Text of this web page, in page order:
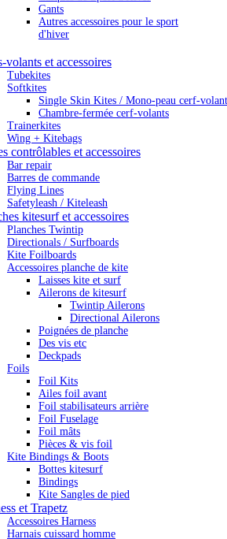
Gants
Autres accessoires pour le sport
d'hiver
volants et accessoires
Tubekites
Softkites
Single Skin Kites / Mono-peau cerf-
Chambre-fermée cerf-volants
Trainerkites
Wing + Kitebags
contrôlables et accessoires
Bar repair
Barres de commande
Flying Lines
Safetyleash / Kiteleash
kitesurf et accessoires
Planches Twintip
Directionals / Surfboards
Kite Foilboards
Accessoires planche de kite
Laisses kite et surf
Ailerons de kitesurf
Twintip Ailerons
Directional Ailerons
Poignées de planche
Des vis etc
Deckpads
Foils
Foil Kits
Ailes foil avant
Foil stabilisateurs arrière
Foil Fuselage
Foil mâts
Pièces & vis foil
Kite Bindings & Boots
Bottes kitesurf
Bindings
Kite Sangles de pied
et Trapetz
Accessoires Harness
Harnais cuissard homme